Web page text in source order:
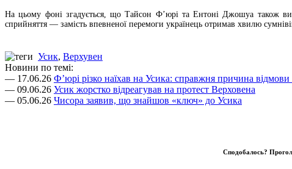
На цьому фоні згадується, що Тайсон Ф’юрі та Ентоні Джошуа також
сприйняття — замість впевненої перемоги українець отримав хвилю
Усик, Верхувен
Новини по темі:
— 17.06.26 Ф’юрі різко наїхав на Усика: справжня причина відмови
— 09.06.26 Усик жорстко відреагував на протест Верховена
— 05.06.26 Чисора заявив, що знайшов «ключ» до Усика
Сподобалось?